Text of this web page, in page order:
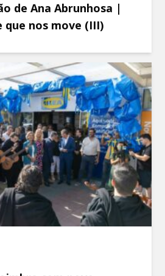
de Ana Abrunhosa |
que nos move (III)